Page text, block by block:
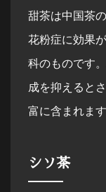
甜茶は中国茶
花粉症に効果
科のものです
成を抑えると
富に含まれま
シソ茶